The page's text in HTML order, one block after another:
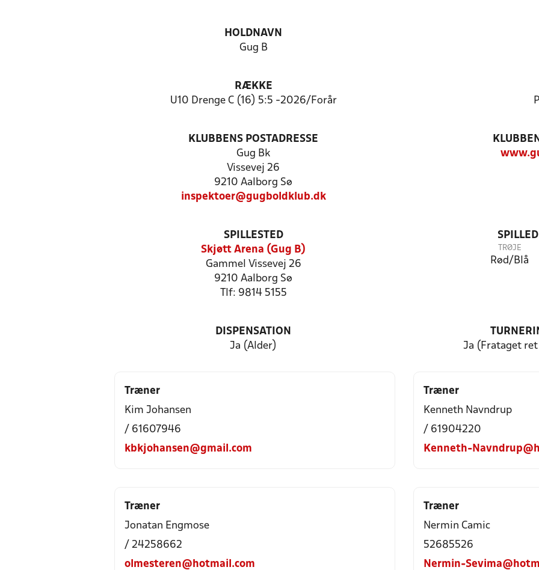
HOLDNAVN
Gug B
RÆKKE
U10 Drenge C (16) 5:5 -2026/Forår
KLUBBENS POSTADRESSE
Gug Bk
Vissevej 26
9210 Aalborg Sø
inspektoer@gugboldklub.dk
SPILLESTED
Skjøtt Arena (Gug B)
Gammel Vissevej 26
9210 Aalborg Sø
Tlf: 9814 5155
TRØJE
Rød/Blå
DISPENSATION
Ja (Alder)
Ja (Frataget
Træner
Kim Johansen
/ 61607946
kbkjohansen@gmail.com
Træner
Kenneth Navndrup
/ 61904220
Kenneth-
Træner
Jonatan Engmose
/ 24258662
olmesteren@hotmail.com
Træner
Nermin Camic
52685526
Nermin-